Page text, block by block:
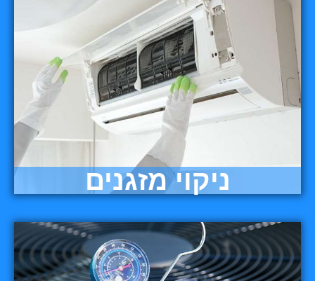
ניקוי מזגנים